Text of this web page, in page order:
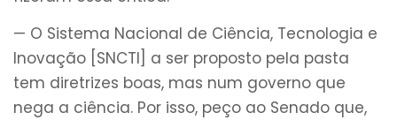
— O Sistema Nacional de Ciência, Tecnologia e
Inovação [SNCTI] a ser proposto pela pasta
tem diretrizes boas, mas num governo que
nega a ciência. Por isso, peço ao Senado que,